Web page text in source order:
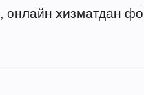
онлайн хизматдан